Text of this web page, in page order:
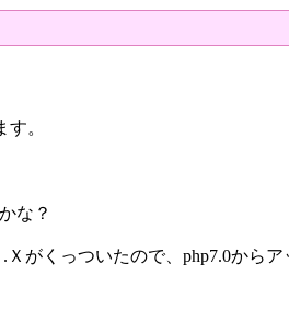
。
な？
がくっついたので、php7.0から